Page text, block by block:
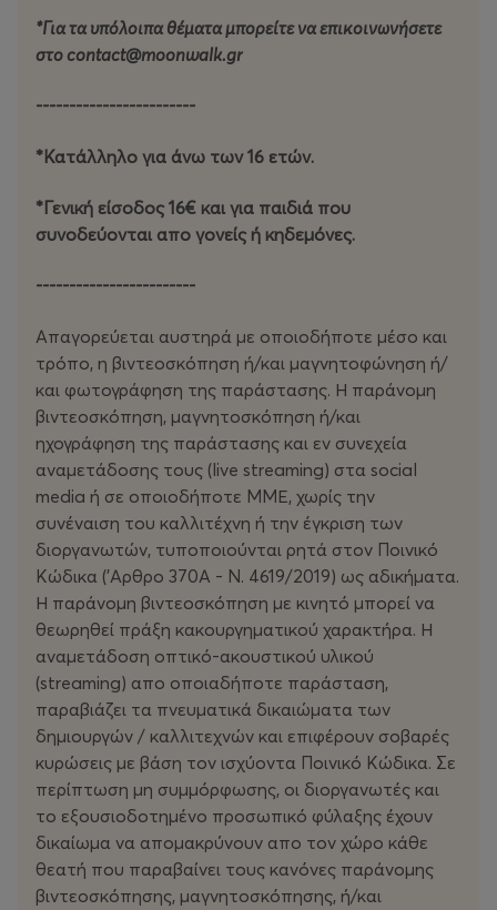
*Για τα υπόλοιπα θέματα μπορείτε να επικοινωνήσετε
στο contact@moonwalk.gr
------------------------
*Κατάλληλο για άνω των 16 ετών.
*Γενική είσοδος 16€ και για παιδιά που
συνοδεύονται απο γονείς ή κηδεμόνες.
------------------------
Απαγορεύεται αυστηρά με οποιοδήποτε μέσο και
τρόπο, η βιντεοσκόπηση ή/και μαγνητοφώνηση ή/
και φωτογράφηση της παράστασης. Η παράνομη
βιντεοσκόπηση, μαγνητοσκόπηση ή/και
ηχογράφηση της παράστασης και εν συνεχεία
αναμετάδοσης τους (live streaming) στα social
media ή σε οποιοδήποτε ΜΜΕ, χωρίς την
συνέναιση του καλλιτέχνη ή την έγκριση των
διοργανωτών, τυποποιούνται ρητά στον Ποινικό
Κώδικα ('Αρθρο 370Α - Ν. 4619/2019) ως αδικήματα.
Η παράνομη βιντεοσκόπηση με κινητό μπορεί να
θεωρηθεί πράξη κακουργηματικού χαρακτήρα. Η
αναμετάδοση οπτικό-ακουστικού υλικού
(streaming) απο οποιαδήποτε παράσταση,
παραβιάζει τα πνευματικά δικαιώματα των
δημιουργών / καλλιτεχνών και επιφέρουν σοβαρές
κυρώσεις με βάση τον ισχύοντα Ποινικό Κώδικα. Σε
περίπτωση μη συμμόρφωσης, οι διοργανωτές και
το εξουσιοδοτημένο προσωπικό φύλαξης έχουν
δικαίωμα να απομακρύνουν απο τον χώρο κάθε
θεατή που παραβαίνει τους κανόνες παράνομης
βιντεοσκόπησης, μαγνητοσκόπησης, ή/και